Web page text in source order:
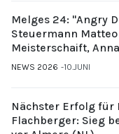
Melges 24: "Angry
Steuermann
Meisterschaift,
NEWS 2026 10.JUNI
Nächster Erfolg für
Flachberger: Sieg